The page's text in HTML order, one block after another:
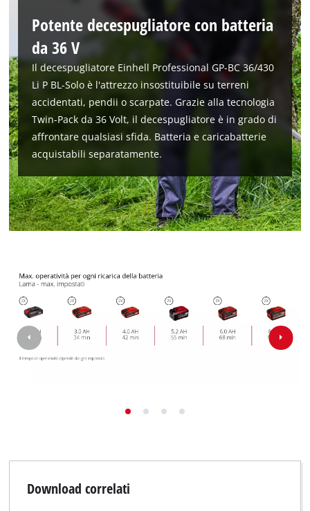
Potente decespugliatore con batteria
da 36 V
Il decespugliatore Einhell Professional GP-BC 36/430
Li P BL-Solo è l'attrezzo insostituibile su terreni
accidentati, pendii o scarpate. Grazie alla tecnologia
Twin-Pack da 36 Volt, il decespugliatore è in grado di
affrontare qualsiasi sfida. Batteria e caricabatterie
acquistabili separatamente.
Download correlati